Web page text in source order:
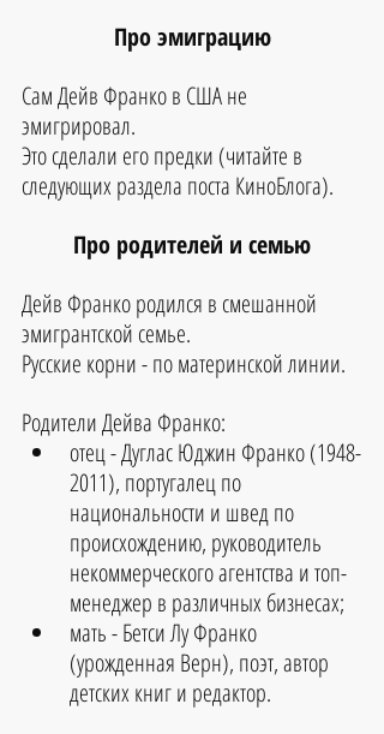
Про эмиграцию
Сам Дейв Франко в США не
эмигрировал.
Это сделали его предки (читайте в
следующих раздела поста КиноБлога).
Про родителей и семью
Дейв Франко родился в смешанной
эмигрантской семье.
Русские корни - по материнской линии.
Родители Дейва Франко:
отец - Дуглас Юджин Франко (1948-
2011), португалец по
национальности и швед по
происхождению, руководитель
некоммерческого агентства и топ-
менеджер в различных бизнесах;
мать - Бетси Лу Франко
(урожденная Верн), поэт, автор
детских книг и редактор.